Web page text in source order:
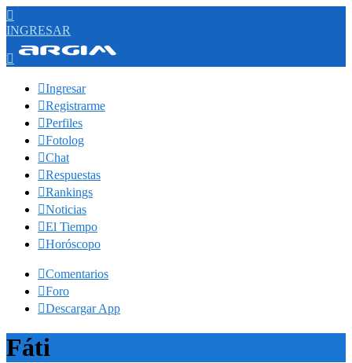

INGRESAR

Ingresar
Registrarme
Perfiles
Fotolog
Chat
Respuestas
Rankings
Noticias
El Tiempo
Horóscopo
Comentarios
Foro
Descargar App
Fáti